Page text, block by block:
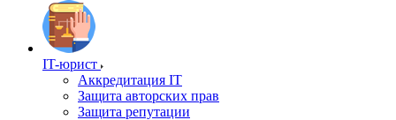
IT-юрист
Аккредитация IT
Защита авторских прав
Защита репутации